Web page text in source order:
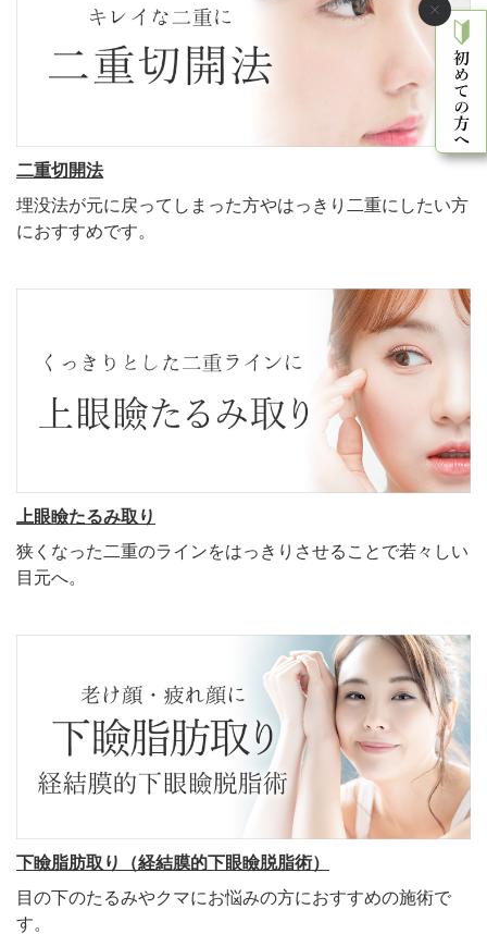
二重切開法
埋没法が元に戻ってしまった方やはっきり二重にしたい方
におすすめです。
上眼瞼たるみ取り
狭くなった二重のラインをはっきりさせることで若々しい
目元へ。
下瞼脂肪取り（経結膜的下眼瞼脱脂術）
目の下のたるみやクマにお悩みの方におすすめの施術で
す。